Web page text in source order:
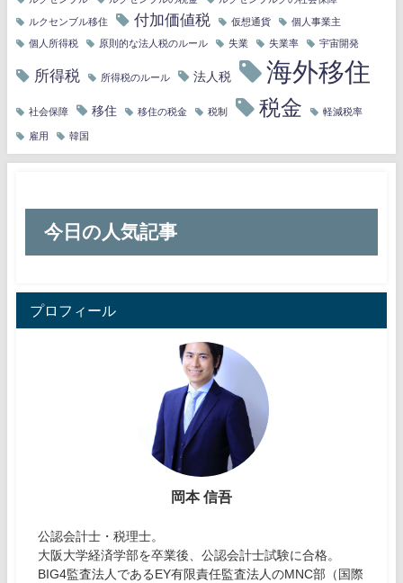
ルクセンブル移住 付加価値税 仮想通貨 個人事業主
個人所得税 原則的な法人税のルール 失業 失業率 宇宙開発
所得税 所得税のルール 法人税 海外移住
社会保障 移住 移住の税金 税制 税金 軽減税率
雇用 韓国
今日の人気記事
プロフィール
岡本 信吾
公認会計士・税理士。
大阪大学経済学部を卒業後、公認会計士試験に合格。
BIG4監査法人であるEY有限責任監査法人のMNC部（国際